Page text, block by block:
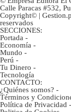
Calle Paracas #532,
Copyright© |
reservados
SECCIONES:
Portada -
Economía -
Mundo -
Perú -
Tu Dinero -
Tecnología
CONTACTO:
¿Quiénes somos? -
Términos y
Política de Privacidad -